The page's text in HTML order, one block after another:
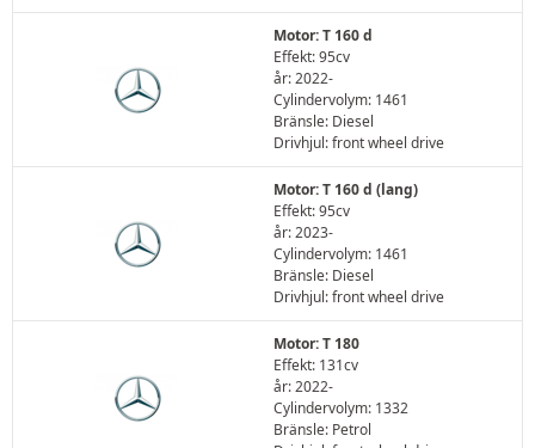
Motor: T 160 d
Effekt: 95cv
år: 2022-
Cylindervolym: 1461
Bränsle: Diesel
Drivhjul: front wheel drive
Motor: T 160 d (lang)
Effekt: 95cv
år: 2023-
Cylindervolym: 1461
Bränsle: Diesel
Drivhjul: front wheel drive
Motor: T 180
Effekt: 131cv
år: 2022-
Cylindervolym: 1332
Bränsle: Petrol